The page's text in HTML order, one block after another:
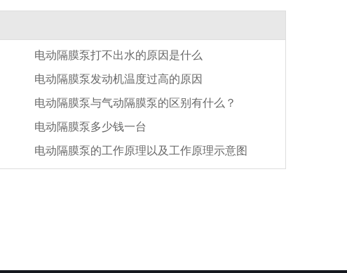
电动隔膜泵打不出水的原因是什么
电动隔膜泵发动机温度过高的原因
电动隔膜泵与气动隔膜泵的区别有什么？
电动隔膜泵多少钱一台
电动隔膜泵的工作原理以及工作原理示意图